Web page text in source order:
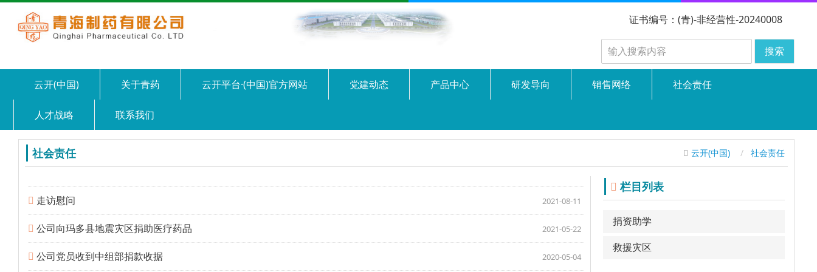
证书编号：(青)-非经营性-20240008
搜索
云开(中国) 关于青药 云开平台·(中国)官方网站 党建动态 产品中心 研发导向 销售网络 社会责任
人才战略 联系我们
社会责任 云开(中国) 社会责任
走访慰问 2021-08-11
公司向玛多县地震灾区捐助医疗药品 2021-05-22
公司党员收到中组部捐款收据 2020-05-04
栏目列表
捐资助学
救援灾区